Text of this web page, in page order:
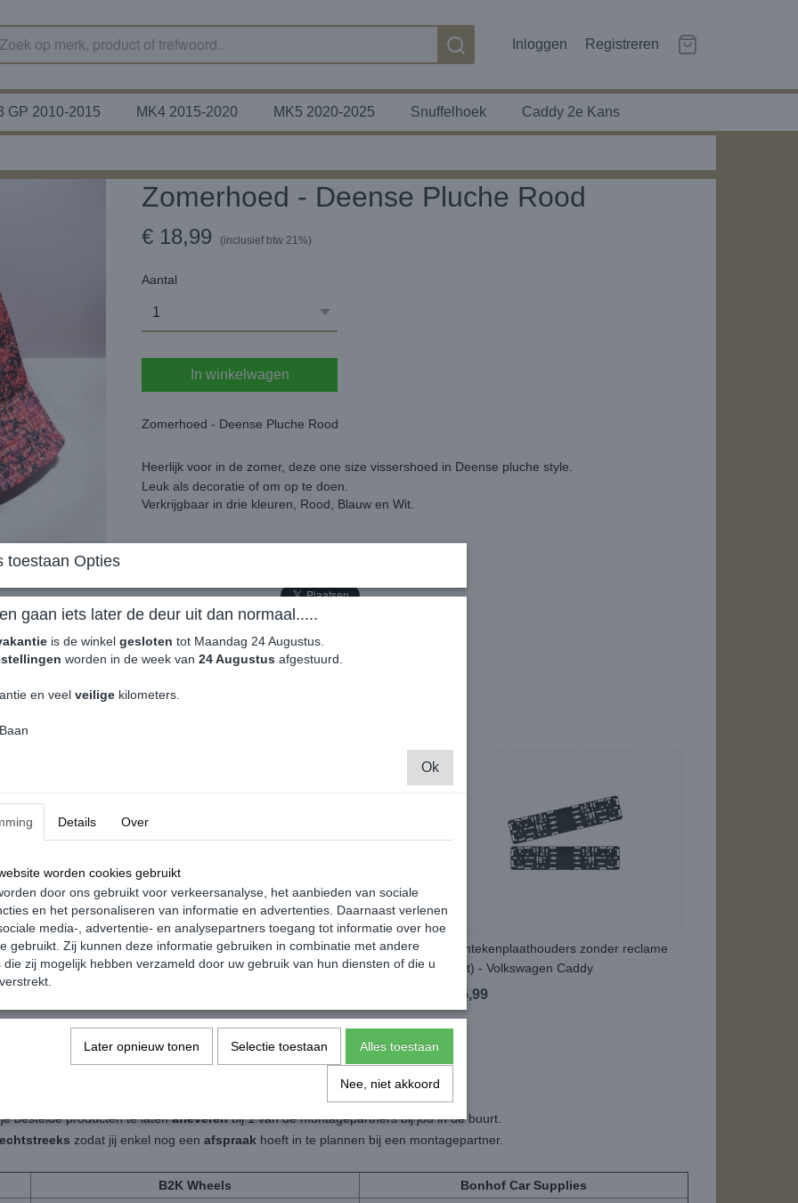
Inloggen Registreren
GP 2010-2015 MK4 2015-2020 MK5 2020-2025 Snuffelhoek Caddy 2e Kans
Zomerhoed - Deense Pluche Rood
€ 18,99 (inclusief btw 21%)
Aantal
In winkelwagen
Zomerhoed - Deense Pluche Rood
Heerlijk voor in de zomer, deze one size vissershoed in Deense pluche style.
Leuk als decoratie of om op te doen.
Verkrijgbaar in drie kleuren, Rood, Blauw en Wit.
montagekit 290ml -
Caddy
Pingi Big Bag Vochtvreter / ontvochtiger
300 Gram - Volkswagen Caddy
Kentekenplaathouders zonder reclame
(set) - Volkswagen Caddy
€ 5,99
bestelde producten te latenafleverenbij 1 van de montagepartners bij jou in de buurt.
zodat jij enkel nog een afspraak hoeft in te plannen bij een montagepartner.
B2K Wheels
Bonhof Car Supplies
toestaan Opties
gaan iets later de deur uit dan normaal.....
is de winkel gesloten tot Maandag 24 Augustus.
worden in de week van 24 Augustus afgestuurd.
en veel veilige kilometers.
Ok
Details Over
worden cookies gebruikt
door ons gebruikt voor verkeersanalyse, het aanbieden van sociale
en het personaliseren van informatie en advertenties. Daarnaast verlenen
media-, advertentie- en analysepartners toegang tot informatie over hoe
gebruikt. Zij kunnen deze informatie gebruiken in combinatie met andere
die zij mogelijk hebben verzameld door uw gebruik van hun diensten of die u
Later opnieuw tonen Selectie toestaan Alles toestaan
Nee, niet akkoord